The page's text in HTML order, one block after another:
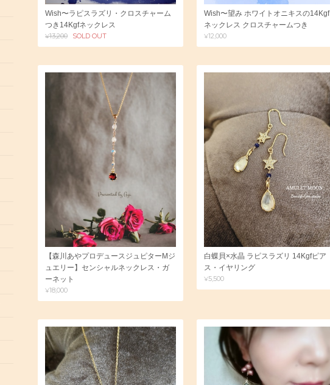
Wish〜ラピスラズリ・クロスチャーム
つき14Kgfネックレス
¥13,200 SOLD OUT
Wish〜望み ホワイトオニキスの14Kgf
ネックレス クロスチャームつき
¥12,000
【森川あやプロデュースジュピターMジ
ュエリー】センシャルネックレス・ガ
ーネット
¥18,000
白蝶貝×水晶 ラピスラズリ 14Kgfピア
ス・イヤリング
¥5,500